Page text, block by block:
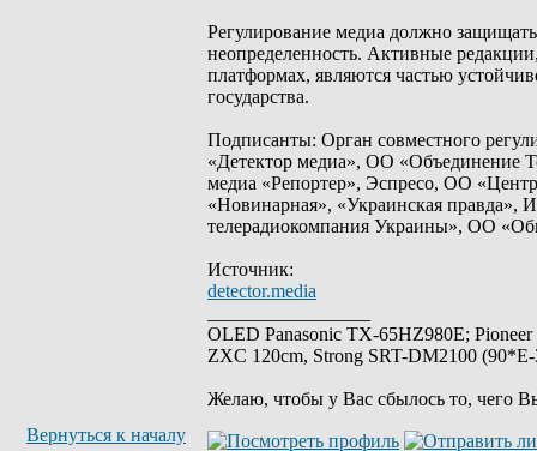
Регулирование медиа должно
неопределенность. Активные
платформах, являются частью
государства.
Подписанты: Орган совместного
«Детектор медиа», ОО «Объединение
медиа «Репортер», Эспресо, ОО
«Новинарная», «Украинская правда»,
телерадиокомпания Украины», ОО
Источник:
detector.media
OLED Panasonic TX-65HZ980E;
ZXC 120cm, Strong SRT-DM2100
Желаю, чтобы у Вас сбылось то, чего
Вернуться к началу